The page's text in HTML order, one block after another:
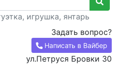
игрушка, янтарь
Задать вопрос?
Написать в Вайбер
ул.Петруся Бровки 30